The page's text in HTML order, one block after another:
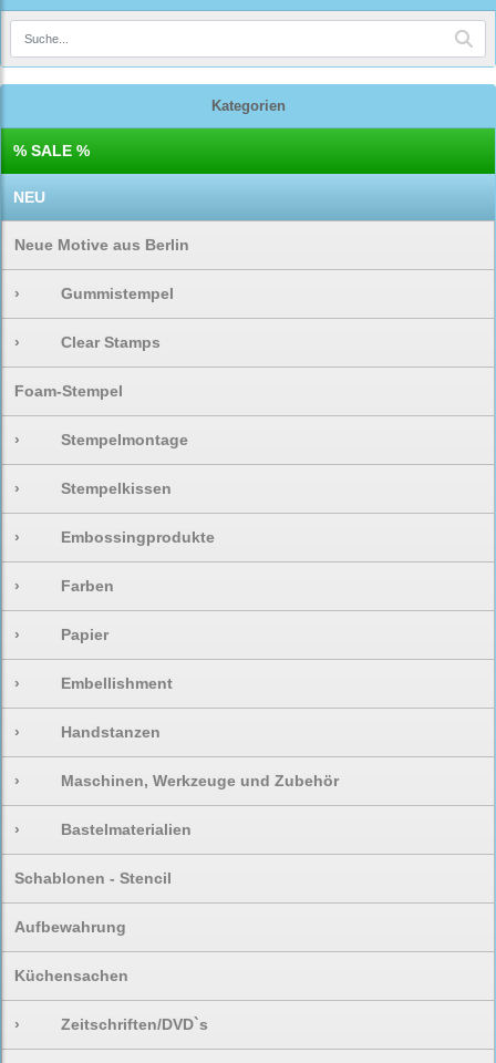
Kategorien
% SALE %
NEU
Neue Motive aus Berlin
› Gummistempel
› Clear Stamps
Foam-Stempel
› Stempelmontage
› Stempelkissen
› Embossingprodukte
› Farben
› Papier
› Embellishment
› Handstanzen
› Maschinen, Werkzeuge und Zubehör
› Bastelmaterialien
Schablonen - Stencil
Aufbewahrung
Küchensachen
› Zeitschriften/DVD`s